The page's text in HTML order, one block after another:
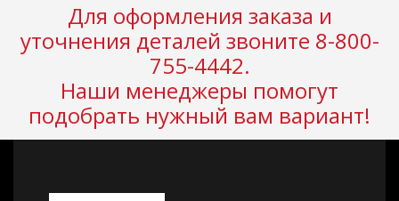
Для оформления заказа и
уточнения деталей звоните 8-800-
755-4442.
Наши менеджеры помогут
подобрать нужный вам вариант!